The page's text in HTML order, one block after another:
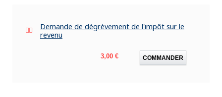
Demande de dégrèvement de l'impôt sur le
revenu
Prix
3,00 € COMMANDER